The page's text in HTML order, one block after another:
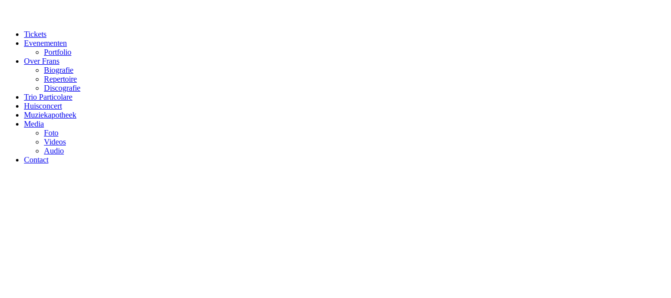
inhoudTickets
Evenementen
Portfolio
Over Frans
Biografie
Repertoire
Discografie
Trio Particolare
Huisconcert
Muziekapotheek
Media
Foto
Videos
Audio
Contact